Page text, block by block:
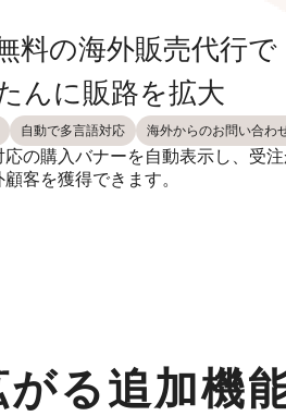
料の海外販売代行で
んに販路を拡大
自動で多言語対応 海外からのお問い合わ
応の購入バナーを自動表示し、受
顧客を獲得できます。
る追加機